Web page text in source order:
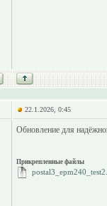
22.1.2026, 0:45
Обновление для
Прикрепленные файлы